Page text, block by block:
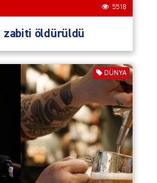
5518
zabiti öldürüldü
DÜNYA